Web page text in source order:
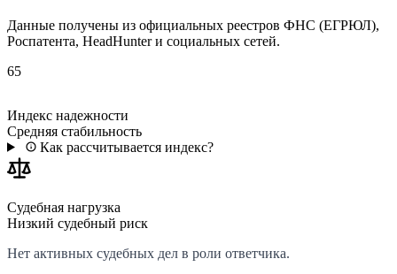
Данные получены из официальных реестров ФНС (ЕГРЮЛ),
Роспатента, HeadHunter и социальных сетей.
65
Индекс надежности
Средняя стабильность
Как рассчитывается индекс?
Судебная нагрузка
Низкий судебный риск
Нет активных судебных дел в роли ответчика.